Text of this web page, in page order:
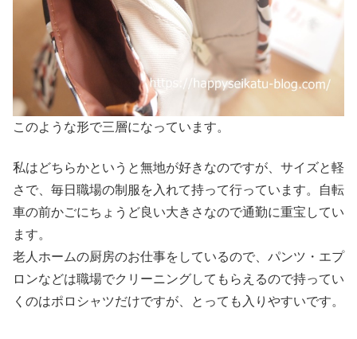
このような形で三層になっています。
私はどちらかというと無地が好きなのですが、サイズと軽
さで、毎日職場の制服を入れて持って行っています。自転
車の前かごにちょうど良い大きさなので通勤に重宝してい
ます。
老人ホームの厨房のお仕事をしているので、パンツ・エプ
ロンなどは職場でクリーニングしてもらえるので持ってい
くのはポロシャツだけですが、とっても入りやすいです。